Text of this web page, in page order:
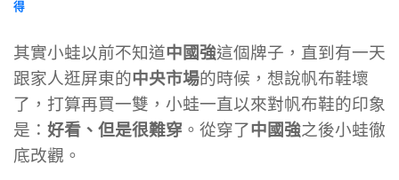
得
其實小蛙以前不知道中國強這個牌子，直到有一天
跟家人逛屏東的中央市場的時候，想說帆布鞋壞
了，打算再買一雙，小蛙一直以來對帆布鞋的印象
是： 好看、但是很難穿 。從穿了中國強之後小蛙徹
底改觀。